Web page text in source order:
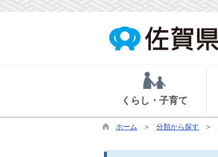
くらし・子育て
ホーム 分類から探す